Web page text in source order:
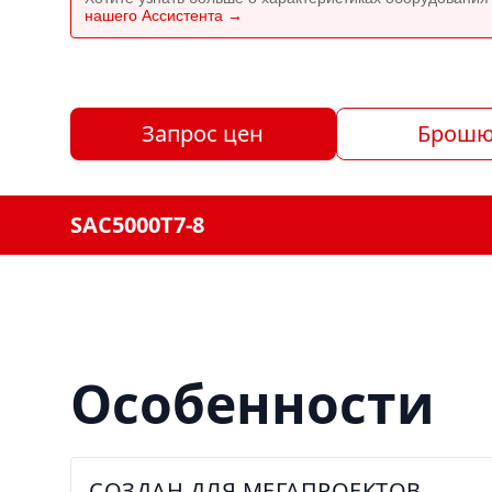
нашего Ассистента →
Запрос цен
SAC5000T7-8
Особенности